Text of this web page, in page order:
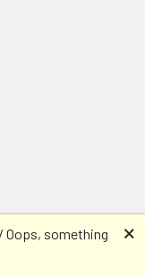
Oops, something
🗙